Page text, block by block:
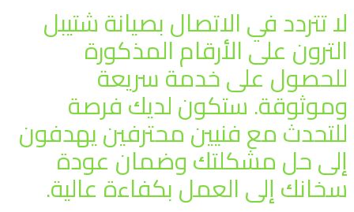
لا تتردد في الاتصال بصيانة شتيبل
الترون على الأرقام المذكورة
للحصول على خدمة سريعة
وموثوقة. ستكون لديك فرصة
للتحدث مع فنيين محترفين يهدفون
إلى حل مشكلتك وضمان عودة
سخانك إلى العمل بكفاءة عالية.